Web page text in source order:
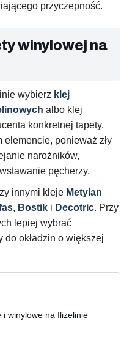
przyczepność.
winylowej na
wybierz klej
albo klej
konkretnej tapety.
elemencie, ponieważ zły
narożników,
pęcherzy.
innymi kleje Metylan
, Bostik i Decotric. Przy
lepiej wybrać
okładzin o większej
winylowe na flizelinie